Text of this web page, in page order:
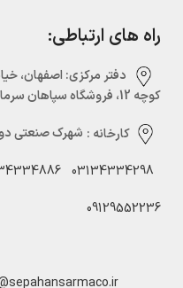
راه های ارتباطی:
دفتر مرکزی:‌ اصفهان،
کوچه 12، فروشگاه سپاهان سرما
کارخانه : شهرک صنعتی
03134334298
09129552236